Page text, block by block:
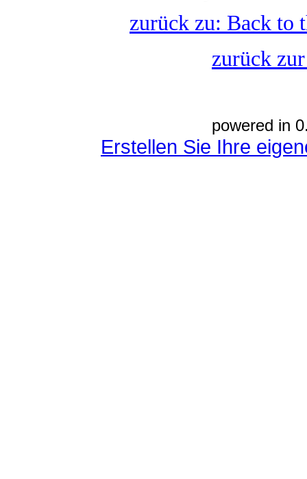
zurück zu: Back to
zurück
powered in
Erstellen Sie Ihre